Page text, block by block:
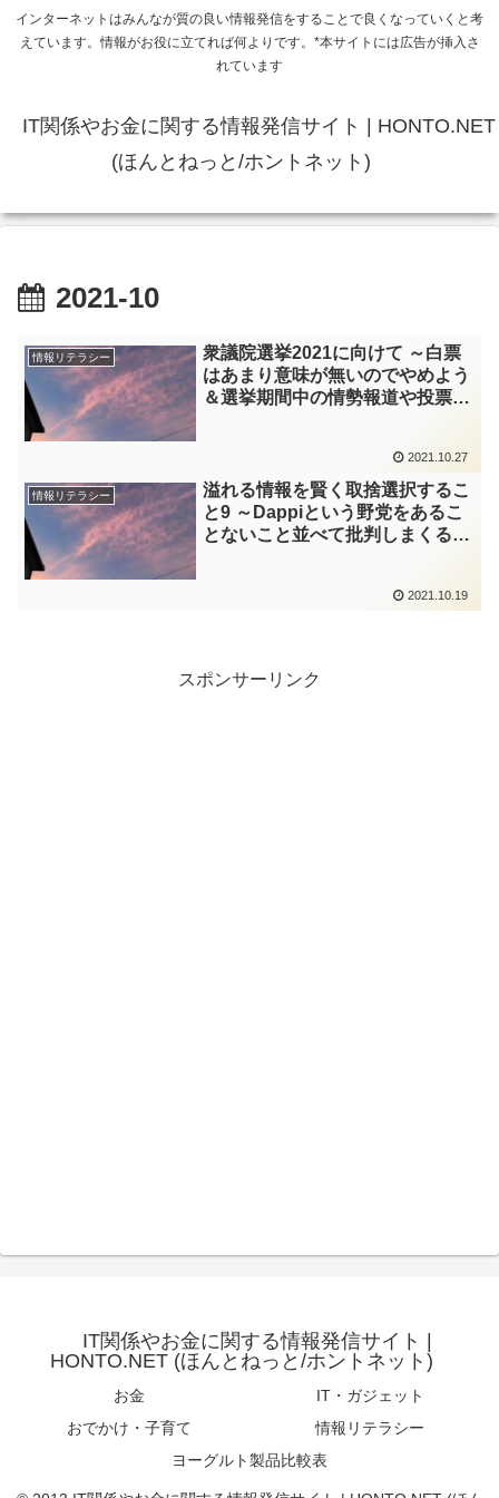
インターネットはみんなが質の良い情報発信をすることで良くなっていくと考
えています。情報がお役に立てれば何よりです。*本サイトには広告が挿入さ
れています
IT関係やお金に関する情報発信サイト | HONTO.NET
(ほんとねっと/ホントネット)
2021-10
情報リテラシー
衆議院選挙2021に向けて ～白票
はあまり意味が無いのでやめよう
＆選挙期間中の情勢報道や投票率
2021.10.27
情報リテラシー
溢れる情報を賢く取捨選択するこ
と9 ～Dappiという野党をあるこ
とないこと並べて批判しまくる
2021.10.19
スポンサーリンク
IT関係やお金に関する情報発信サイト |
HONTO.NET (ほんとねっと/ホントネット)
お金
IT・ガジェット
おでかけ・子育て
情報リテラシー
ヨーグルト製品比較表